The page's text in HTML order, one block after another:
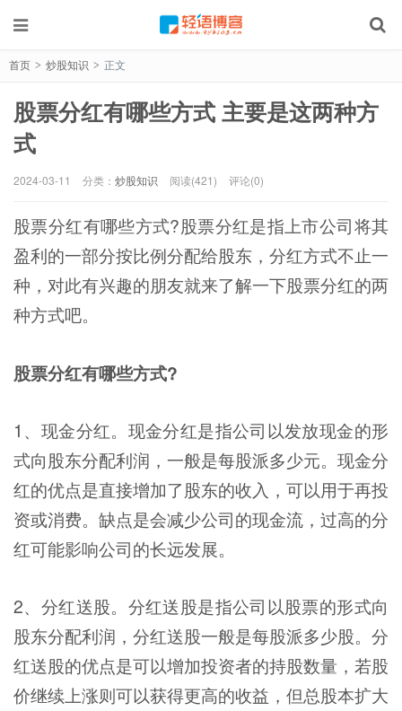
首页 > 炒股知识 > 正文
股票分红有哪些方式 主要是这两种方
式
2024-03-11 分类： 炒股知识 阅读(421) 评论(0)
股票分红有哪些方式?股票分红是指上市公司将其
盈利的一部分按比例分配给股东，分红方式不止一
种，对此有兴趣的朋友就来了解一下股票分红的两
种方式吧。
股票分红有哪些方式?
1、现金分红。现金分红是指公司以发放现金的形
式向股东分配利润，一般是每股派多少元。现金分
红的优点是直接增加了股东的收入，可以用于再投
资或消费。缺点是会减少公司的现金流，过高的分
红可能影响公司的长远发展。
2、分红送股。分红送股是指公司以股票的形式向
股东分配利润，分红送股一般是每股派多少股。分
红送股的优点是可以增加投资者的持股数量，若股
价继续上涨则可以获得更高的收益，但总股本扩大